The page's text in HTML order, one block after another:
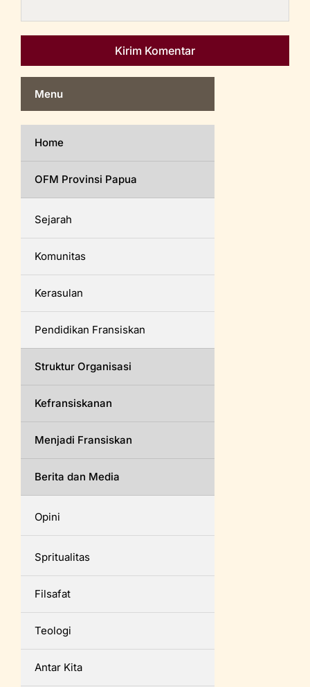
Menu
Home
OFM Provinsi Papua
Sejarah
Komunitas
Kerasulan
Pendidikan Fransiskan
Struktur Organisasi
Kefransiskanan
Menjadi Fransiskan
Berita dan Media
Opini
Spritualitas
Filsafat
Teologi
Antar Kita